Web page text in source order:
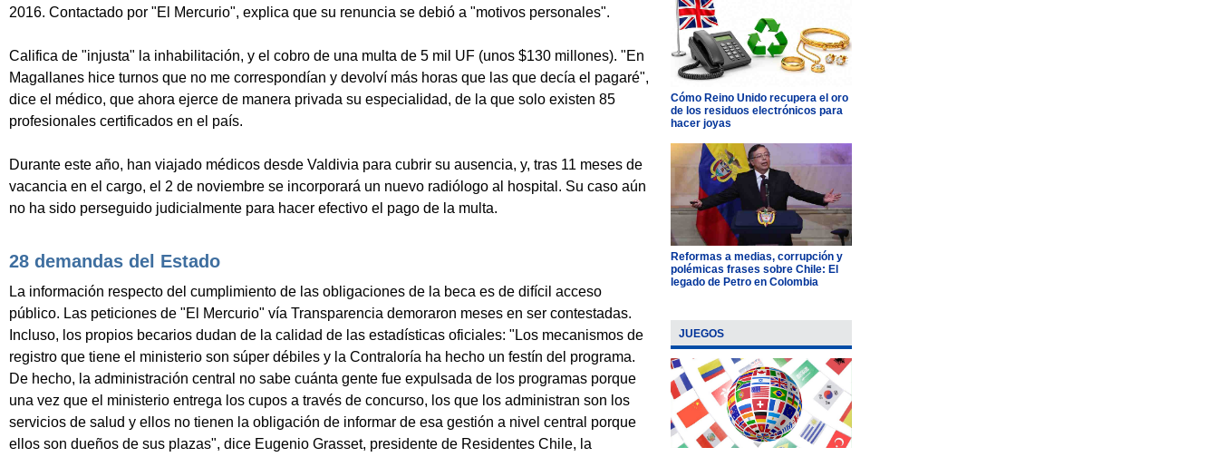
2016. Contactado por "El Mercurio", explica que su renuncia se debió a "motivos personales".
Califica de "injusta" la inhabilitación, y el cobro de una multa de 5 mil UF (unos $130 millones). "En
Magallanes hice turnos que no me correspondían y devolví más horas que las que decía el pagaré",
dice el médico, que ahora ejerce de manera privada su especialidad, de la que solo existen 85
profesionales certificados en el país.
Durante este año, han viajado médicos desde Valdivia para cubrir su ausencia, y, tras 11 meses de
vacancia en el cargo, el 2 de noviembre se incorporará un nuevo radiólogo al hospital. Su caso aún
no ha sido perseguido judicialmente para hacer efectivo el pago de la multa.
28 demandas del Estado
La información respecto del cumplimiento de las obligaciones de la beca es de difícil acceso
público. Las peticiones de "El Mercurio" vía Transparencia demoraron meses en ser contestadas.
Incluso, los propios becarios dudan de la calidad de las estadísticas oficiales: "Los mecanismos de
registro que tiene el ministerio son súper débiles y la Contraloría ha hecho un festín del programa.
De hecho, la administración central no sabe cuánta gente fue expulsada de los programas porque
una vez que el ministerio entrega los cupos a través de concurso, los que los administran son los
servicios de salud y ellos no tienen la obligación de informar de esa gestión a nivel central porque
ellos son dueños de sus plazas", dice Eugenio Grasset, presidente de Residentes Chile, la
Cómo Reino Unido recupera el oro
de los residuos electrónicos para
hacer joyas
Reformas a medias, corrupción y
polémicas frases sobre Chile: El
legado de Petro en Colombia
JUEGOS